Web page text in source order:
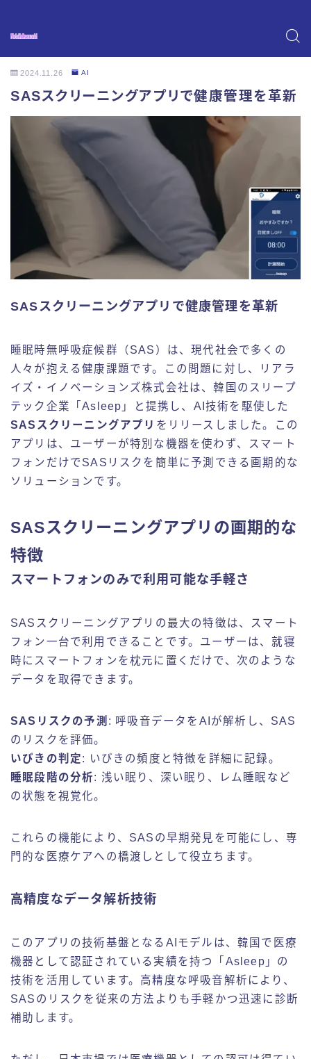
2024.11.26 AI
SASスクリーニングアプリで健康管理を革新
SASスクリーニングアプリで健康管理を革新
睡眠時無呼吸症候群（SAS）は、現代社会で多くの
人々が抱える健康課題です。この問題に対し、リアラ
イズ・イノベーションズ株式会社は、韓国のスリープ
テック企業「Asleep」と提携し、AI技術を駆使した
SASスクリーニングアプリ をリリースしました。この
アプリは、ユーザーが特別な機器を使わず、スマート
フォンだけでSASリスクを簡単に予測できる画期的な
ソリューションです。
SASスクリーニングアプリの画期的な
特徴
スマートフォンのみで利用可能な手軽さ
SASスクリーニングアプリの最大の特徴は、スマート
フォン一台で利用できることです。ユーザーは、就寝
時にスマートフォンを枕元に置くだけで、次のような
データを取得できます。
SASリスクの予測 : 呼吸音データをAIが解析し、SAS
のリスクを評価。
いびきの判定: いびきの頻度と特徴を詳細に記録。
睡眠段階の分析: 浅い眠り、深い眠り、レム睡眠など
の状態を視覚化。
これらの機能により、SASの早期発見を可能にし、専
門的な医療ケアへの橋渡しとして役立ちます。
高精度なデータ解析技術
このアプリの技術基盤となるAIモデルは、韓国で医療
機器として認証されている実績を持つ「Asleep」の
技術を活用しています。高精度な呼吸音解析により、
SASのリスクを従来の方法よりも手軽かつ迅速に診断
補助します。